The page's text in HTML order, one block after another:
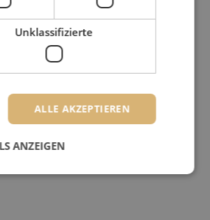
Unklassifizierte
ALLE AKZEPTIEREN
ANZEIGEN